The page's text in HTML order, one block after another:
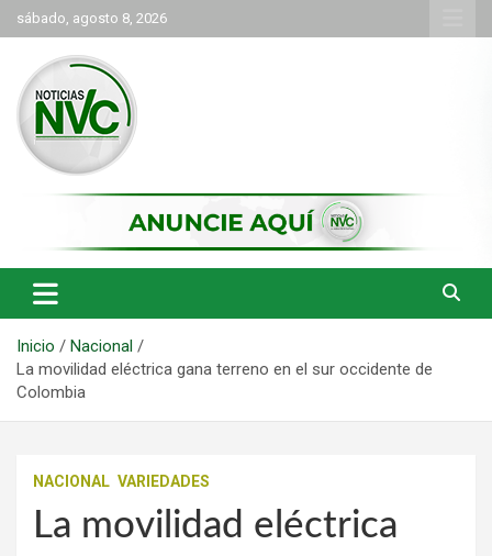
Saltar
al
contenido
sábado, agosto 8, 2026
NVC Noticias
Inicio
Nacional
La movilidad eléctrica gana terreno en el sur occidente de
Colombia
NACIONAL VARIEDADES
La movilidad eléctrica